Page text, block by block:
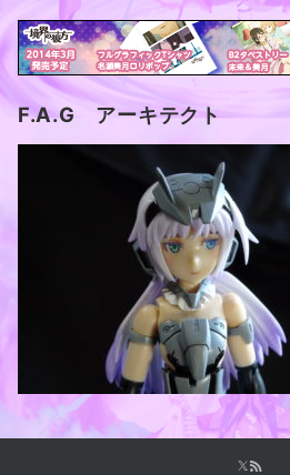
F.A.G アーキテクト